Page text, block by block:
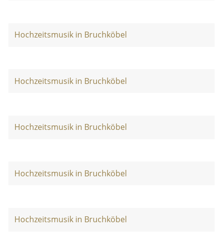
Hochzeitsmusik in Bruchköbel
Hochzeitsmusik in Bruchköbel
Hochzeitsmusik in Bruchköbel
Hochzeitsmusik in Bruchköbel
Hochzeitsmusik in Bruchköbel